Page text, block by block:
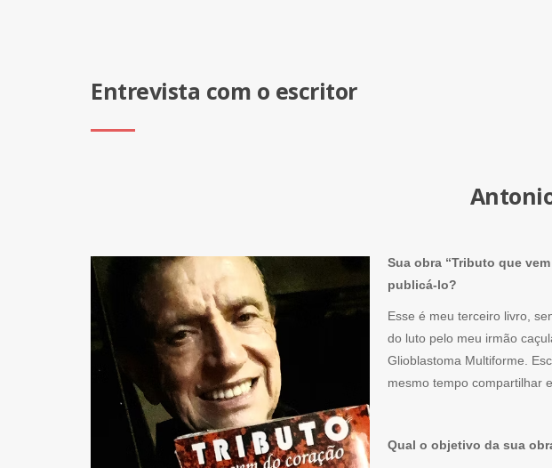
Entrevista com o escritor
Sua obra “Tributo que
publicá-lo?
Esse é meu terceiro livro,
do luto pelo meu irmão
Glioblastoma Multiforme.
mesmo tempo compartilhar
Qual o objetivo da sua